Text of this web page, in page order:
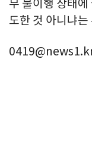
무 불이행 상태에
도한 것 아니냐